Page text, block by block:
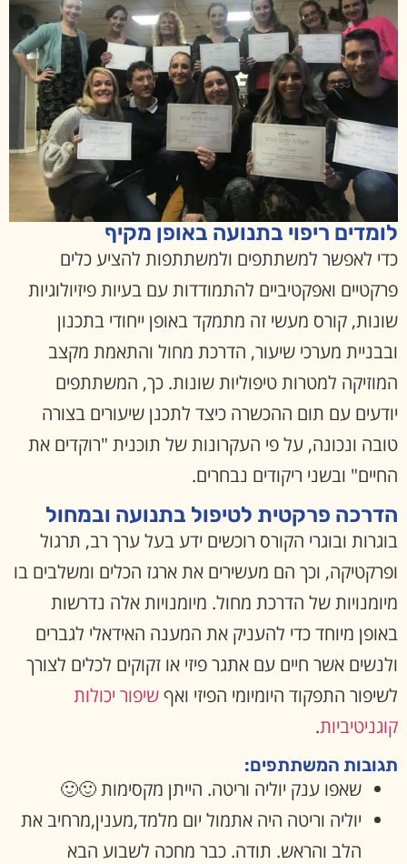
לומדים ריפוי בתנועה באופן מקיף
כדי לאפשר למשתתפים ולמשתתפות להציע כלים
פרקטיים ואפקטיביים להתמודדות עם בעיות פיזיולוגיות
שונות, קורס מעשי זה מתמקד באופן ייחודי בתכנון
ובבניית מערכי שיעור, הדרכת מחול והתאמת מקצב
המוזיקה למטרות טיפוליות שונות. כך, המשתתפים
יודעים עם תום ההכשרה כיצד לתכנן שיעורים בצורה
טובה ונכונה, על פי העקרונות של תוכנית "רוקדים את
החיים" ובשני ריקודים נבחרים.
הדרכה פרקטית לטיפול בתנועה ובמחול
בוגרות ובוגרי הקורס רוכשים ידע בעל ערך רב, תרגול
ופרקטיקה, וכך הם מעשירים את ארגז הכלים ומשלבים בו
מיומנויות של הדרכת מחול. מיומנויות אלה נדרשות
באופן מיוחד כדי להעניק את המענה האידאלי לגברים
ולנשים אשר חיים עם אתגר פיזי או זקוקים לכלים לצורך
לשיפור התפקוד היומיומי הפיזי ואףשיפור יכולות
קוגניטיביות.
תגובות המשתתפים:
שאפו ענק יוליה וריטה. הייתן מקסימות 🙂🙂
יוליה וריטה היה אתמול יום מלמד,מענין,מרחיב את
הלב והראש. תודה. כבר מחכה לשבוע הבא